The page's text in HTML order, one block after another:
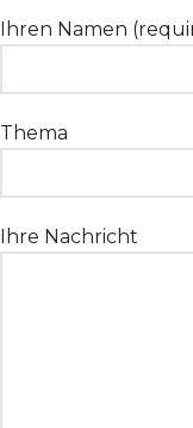
Ihren Namen
Thema
Ihre Nachricht